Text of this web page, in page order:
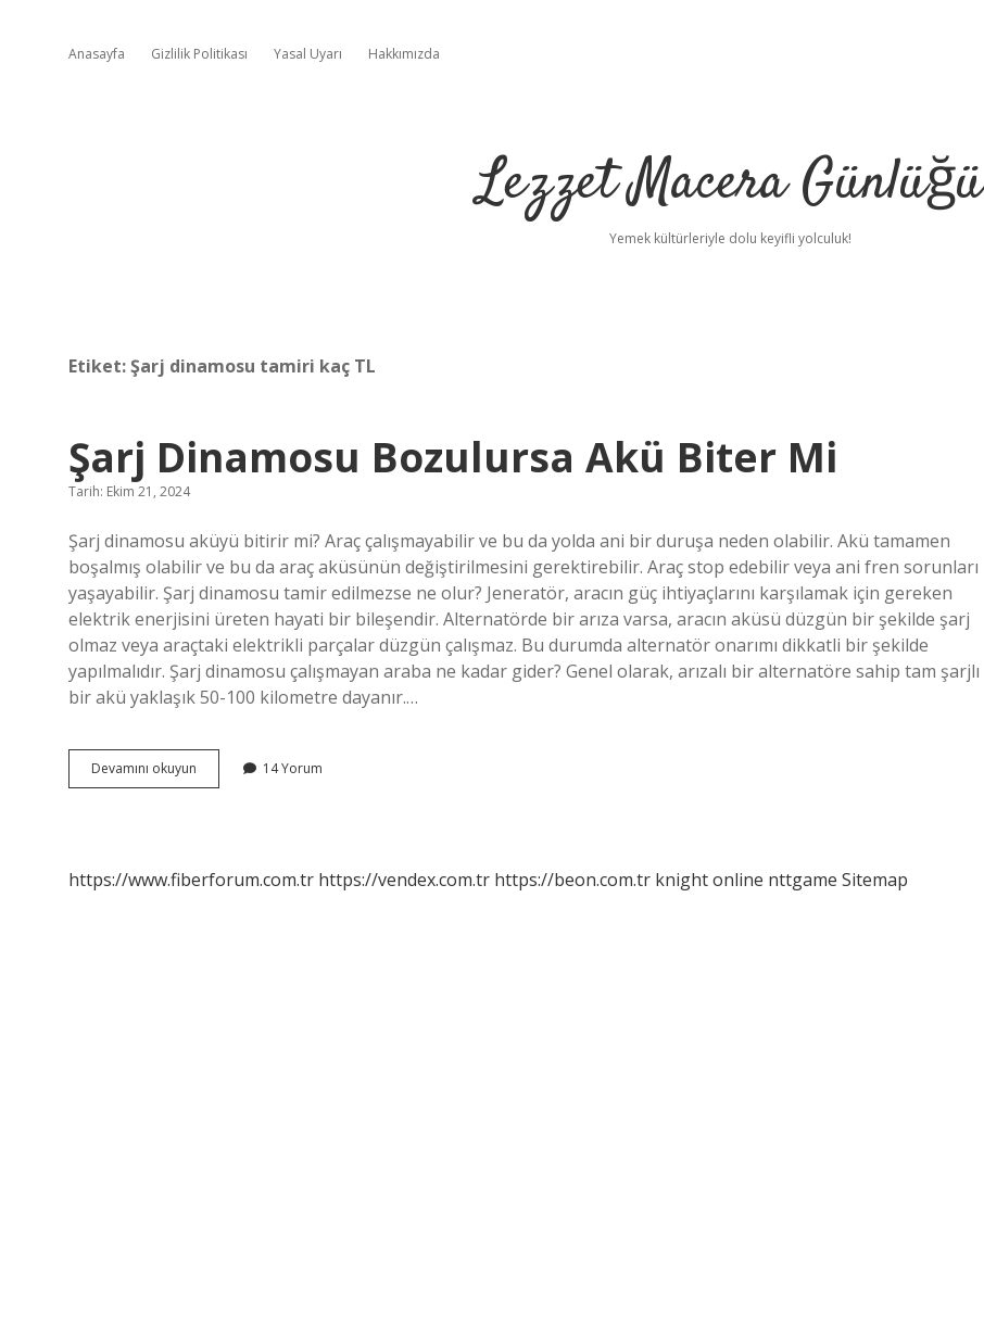
Anasayfa Gizlilik Politikası Yasal Uyarı Hakkımızda
Lezzet Macera Günlüğü
Yemek kültürleriyle dolu keyifli yolculuk!
Etiket:Şarj dinamosu tamiri kaç TL
Şarj Dinamosu Bozulursa Akü Biter Mi
Tarih: Ekim 21, 2024
Şarj dinamosu aküyü bitirir mi? Araç çalışmayabilir ve bu da yolda ani bir duruşa neden olabilir. Akü tamamen
boşalmış olabilir ve bu da araç aküsünün değiştirilmesini gerektirebilir. Araç stop edebilir veya ani fren sorunları
yaşayabilir. Şarj dinamosu tamir edilmezse ne olur? Jeneratör, aracın güç ihtiyaçlarını karşılamak için gereken
elektrik enerjisini üreten hayati bir bileşendir. Alternatörde bir arıza varsa, aracın aküsü düzgün bir şekilde şarj
olmaz veya araçtaki elektrikli parçalar düzgün çalışmaz. Bu durumda alternatör onarımı dikkatli bir şekilde
yapılmalıdır. Şarj dinamosu çalışmayan araba ne kadar gider? Genel olarak, arızalı bir alternatöre sahip tam şarjlı
bir akü yaklaşık 50-100 kilometre dayanır.…
Devamını okuyun
Dinamosu
14 Yorum
https://www.fiberforum.com.tr https://vendex.com.tr https://beon.com.tr knight online nttgame Sitemap